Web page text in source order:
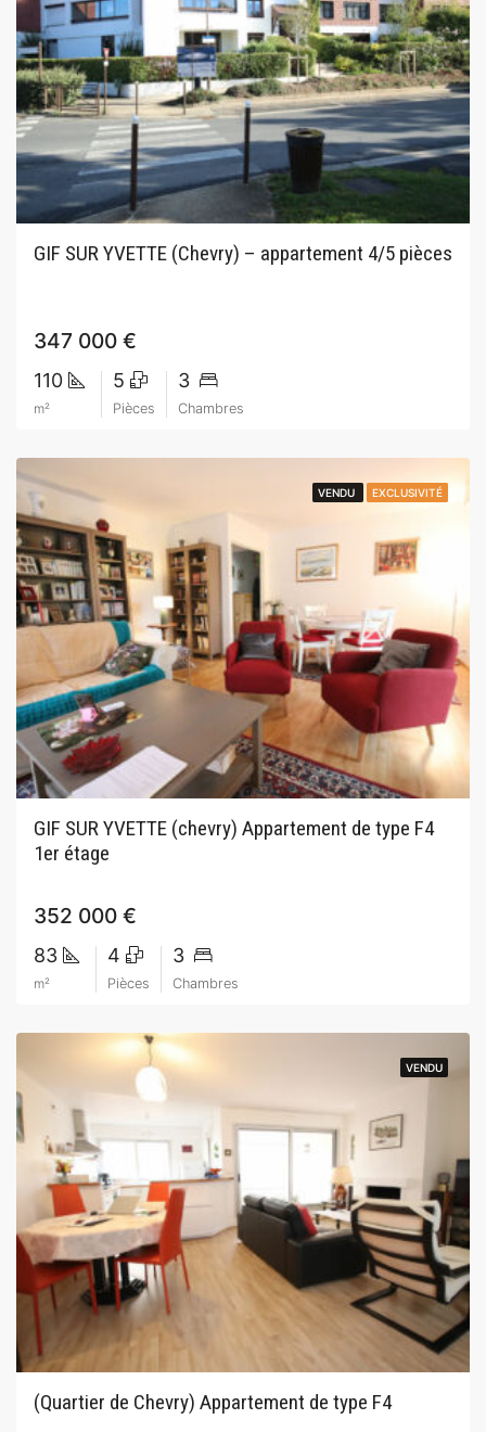
GIF SUR YVETTE (Chevry) – appartement 4/5 pièces
347 000 €
110
m²
5
Pièces
3
Chambres
VENDU EXCLUSIVITÉ
VENDU EXCLUSIVITÉ
GIF SUR YVETTE (chevry) Appartement de type F4
1er étage
352 000 €
83
m²
4
Pièces
3
Chambres
VENDU
VENDU
(Quartier de Chevry) Appartement de type F4